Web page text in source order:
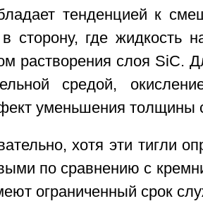
тенденцией к
в сторону, где жидкость
растворения слоя SiC.
средой,
уменьшения толщины
хотя эти тигли
по сравнению с
ограниченный срок